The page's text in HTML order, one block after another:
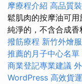
摩療程介紹 高品質
鬆肌肉的按摩油可
純淨的，不含合成香
撥筋療程 新竹外燴
推薦的月子中心名單
商業登記專業建議
WordPress 高效貨